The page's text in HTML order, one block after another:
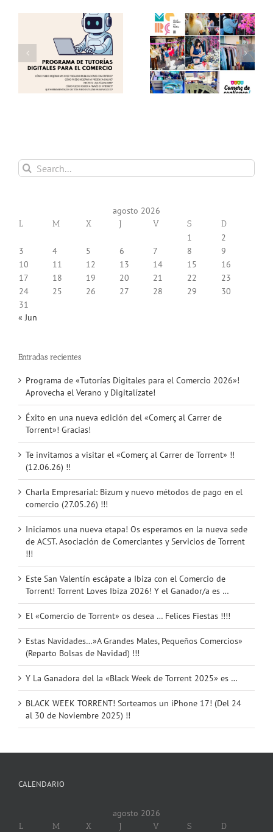
Éxito en una nueva
edición del «Comerç al
Carrer de Torrent»!
Gracias!
Te invitamos a visitar
el «Comerç al Carrer
de Torrent» !!
(12.06.26) !!
Search
for:
agosto 2026
L M X J V S D
1
2
3
4 5 6 7 8
9
10
11 12 13 14 15
16
17
18 19 20 21 22
23
24
25 26 27 28 29
30
31
« Jun
Entradas recientes
Programa de «Tutorías Digitales para el Comercio 2026»!
Aprovecha el Verano y Digitalízate!
Éxito en una nueva edición del «Comerç al Carrer de
Torrent»! Gracias!
Te invitamos a visitar el «Comerç al Carrer de Torrent» !!
(12.06.26) !!
Charla Empresarial: Bizum y nuevo métodos de pago en el
comercio (27.05.26) !!!
Iniciamos una nueva etapa! Os esperamos en la nueva sede
de ACST. Asociación de Comerciantes y Servicios de Torrent
!!!
Este San Valentín escápate a Ibiza con el Comercio de
Torrent! Torrent Loves Ibiza 2026! Y el Ganador/a es …
El «Comercio de Torrent» os desea … Felices Fiestas !!!!
Estas Navidades…»A Grandes Males, Pequeños Comercios»
(Reparto Bolsas de Navidad) !!!
Y La Ganadora del la «Black Week de Torrent 2025» es …
BLACK WEEK TORRENT! Sorteamos un iPhone 17! (Del 24
al 30 de Noviembre 2025) !!
CALENDARIO
agosto 2026
L M X J V S D